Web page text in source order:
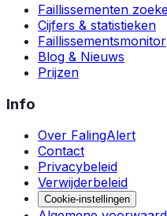
Faillissementen
Cijfers & statistieken
Faillissementsmonitor
Blog & Nieuws
Prijzen
Info
Over FalingAlert
Contact
Privacybeleid
Verwijderbeleid
Cookie-instellingen